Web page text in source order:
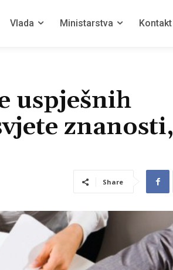
Vlada Ministarstva Kontakt
uspješnih
znanosti,
Share